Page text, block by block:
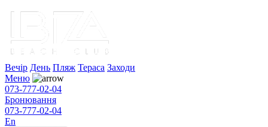
Вечір День Пляж Тераса Заходи
Меню
073-777-02-04
Бронювання
073-777-02-04
En